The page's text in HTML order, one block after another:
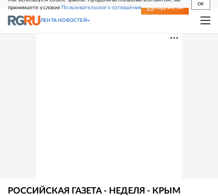
принимаете условия Пользовательского соглашения
OK
СВЕЖИЙ НОМЕР ПОДПИСКА
ЛЕНТА НОВОСТЕЙ
РОССИЙСКАЯ ГАЗЕТА - НЕДЕЛЯ - КРЫМ